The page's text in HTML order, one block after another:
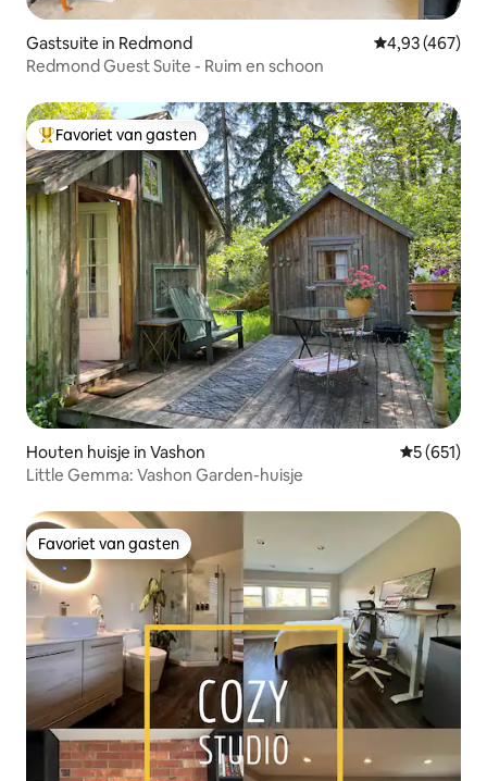
Gastsuite in Redmond Gemiddelde
4,93 (467)
Redmond Guest Suite - Ruim en schoon
Topfavoriet van gasten
Favoriet van gasten
Houten huisje in Vashon
5 (651)
Little Gemma: Vashon Garden-huisje
Favoriet van gasten
Favoriet van gasten